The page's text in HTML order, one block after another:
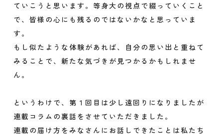
ていこうと思います。等身大の視点で綴っていくこと
で、皆様の心にも残るのではないかなと思っていま
す。
もし似たような体験があれば、自分の思い出と重ねて
みることで、新たな気づきが見つかるかもしれませ
ん。
というわけで、第１回目は少し遠回りになりましたが
連載コラムの裏話をさせていただきました。
連載の届け方をみなさんにお話しできたことは私たち